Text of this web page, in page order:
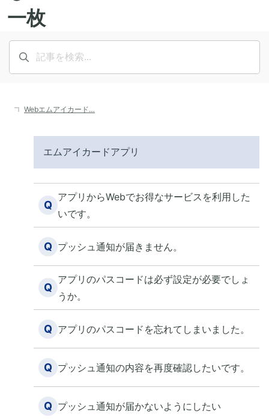
Webエムアイカード…
エムアイカードアプリ
Q
アプリからWebでお得なサービスを利用した
いです。
Q プッシュ通知が届きません。
Q
アプリのパスコードは必ず設定が必要でしょ
うか。
Q アプリのパスコードを忘れてしまいました。
Q プッシュ通知の内容を再度確認したいです。
Q プッシュ通知が届かないようにしたい